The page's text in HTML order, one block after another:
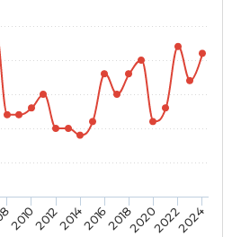
20102012201420162018202020222024